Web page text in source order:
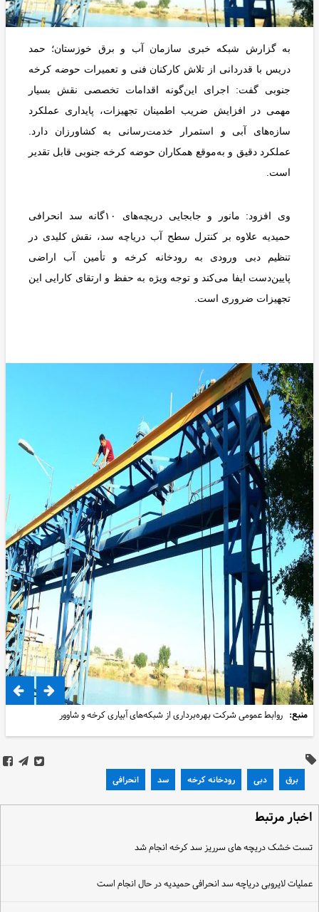
به گزارش شبکه خبری سازمان آب و برق خوزستان؛ حمد
دریس با قدردانی از تلاش کارکنان فنی و تعمیرات حوضه کرخه
جنوبی گفت: اجرای این‌گونه اقدامات تخصصی نقش بسیار
مهمی در افزایش ضریب اطمینان تجهیزات، پایداری عملکرد
سازه‌های آبی و استمرار خدمت‌رسانی به کشاورزان دارد.
عملکرد دقیق و به‌موقع همکاران حوضه کرخه جنوبی قابل تقدیر
است.
وی افزود: مانور و جابجایی دریچه‌های ۱۰گانه سد انحرافی
حمیدیه علاوه بر کنترل سطح آب دریاچه سد، نقش کلیدی در
تنظیم دبی ورودی به رودخانه کرخه و تأمین آب اراضی
پایین‌دست ایفا می‌کند و توجه ویژه به حفظ و ارتقای کارایی این
تجهیزات ضروری است.
منبع: روابط عمومی شرکت بهره‌برداری از شبکه‌های آبیاری کرخه و شاوور
برق دبی رودخانه کرخه سد انحرافی
اخبار مرتبط
تست خشک دریچه های سرریز سد کرخه انجام شد
عملیات لایروبی دریاچه سد انحرافی حمیدیه در حال انجام است